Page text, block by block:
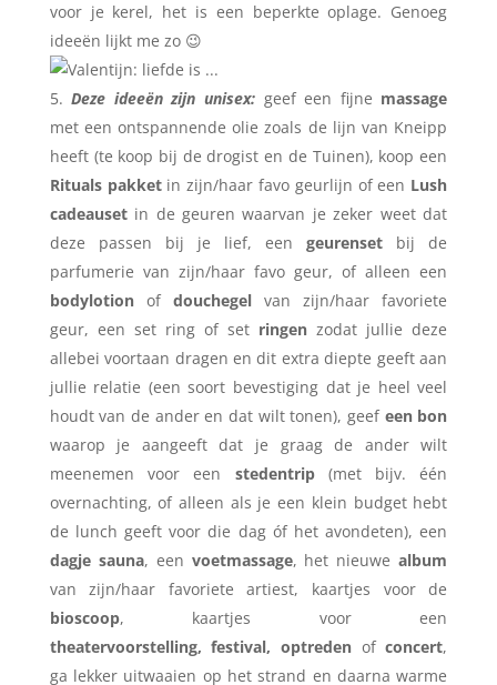
voor je kerel, het is een beperkte oplage. Genoeg
ideeën lijkt me zo 😉
Deze ideeën zijn unisex: geef een fijne massage
met een ontspannende olie zoals de lijn van Kneipp
heeft (te koop bij de drogist en de Tuinen), koop een
Rituals pakketin zijn/haar favo geurlijn of een Lush
cadeausetin de geuren waarvan je zeker weet dat
deze passen bij je lief, eengeurenset bij de
parfumerie van zijn/haar favo geur, of alleen een
bodylotionof douchegelvan zijn/haar favoriete
geur, een set ring of set ringen zodat jullie deze
allebei voortaan dragen en dit extra diepte geeft aan
jullie relatie (een soort bevestiging dat je heel veel
houdt van de ander en dat wilt tonen), geef een bon
waarop je aangeeft dat je graag de ander wilt
meenemen voor een stedentrip(met bijv. één
overnachting, of alleen als je een klein budget hebt
de lunch geeft voor die dag óf het avondeten), een
dagje sauna, een voetmassage, het nieuwealbum
van zijn/haar favoriete artiest, kaartjes voor de
bioscoop, kaartjes voor een
theatervoorstelling, festival, optreden ofconcert,
ga lekker uitwaaien op het strand en daarna warme